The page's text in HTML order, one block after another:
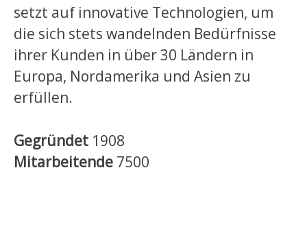
setzt auf innovative Technologien, um
die sich stets wandelnden Bedürfnisse
ihrer Kunden in über 30 Ländern in
Europa, Nordamerika und Asien zu
erfüllen.
Gegründet 1908
Mitarbeitende 7500